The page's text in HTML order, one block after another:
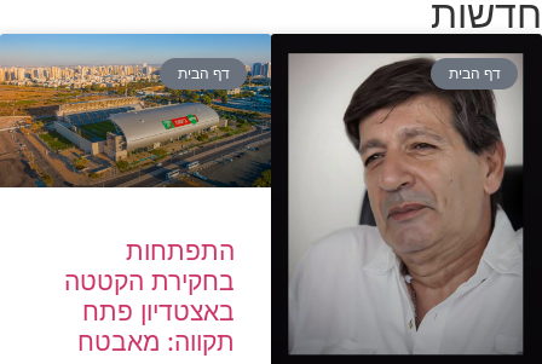
חדשות
דף הבית דף הבית
התפתחות
בחקירת הקטטה
באצטדיון פתח
תקווה: מאבטח